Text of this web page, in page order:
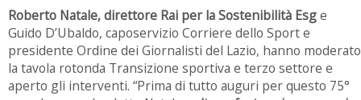
Roberto Natale, direttore Rai per la Sostenibilità Esge
Guido D’Ubaldo, caposervizio Corriere dello Sport e
presidente Ordine dei Giornalisti del Lazio, hanno moderato
la tavola rotonda Transizione sportiva e terzo settore e
aperto gli interventi. “Prima di tutto auguri per questo 75°